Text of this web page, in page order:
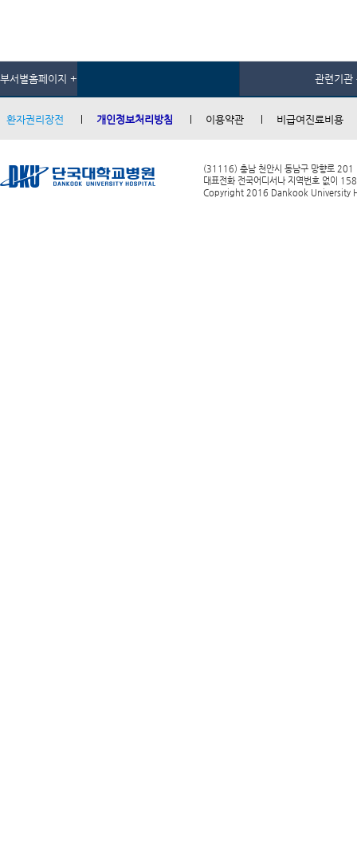
부서별홈페이지 + 관련기관
환자권리장전 개인정보처리방침 이용약관 비급여진료비용
(31116) 충남 천안시 동남구 망향로 201
대표전화 전국어디서나 지역번호 없이
Copyright 2016 Dankook University